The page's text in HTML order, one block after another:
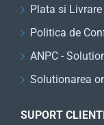
Plata si Livrare
Politica de
ANPC -
Solutionarea
SUPORT